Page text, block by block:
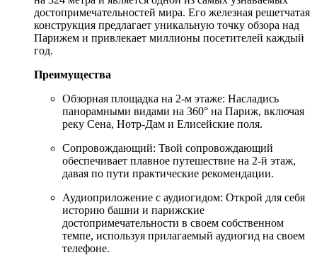
достопримечательностей мира. Его железная решетчатая
конструкция предлагает уникальную точку обзора над
Парижем и привлекает миллионы посетителей каждый
год.
Преимущества
Обзорная площадка на 2-м этаже: Насладись
панорамными видами на 360° на Париж, включая
реку Сена, Нотр-Дам и Елисейские поля.
Сопровождающий: Твой сопровождающий
обеспечивает плавное путешествие на 2-й этаж,
давая по пути практические рекомендации.
Аудиоприложение с аудиогидом: Открой для себя
историю башни и парижские
достопримечательности в своем собственном
темпе, используя прилагаемый аудиогид на своем
телефоне.